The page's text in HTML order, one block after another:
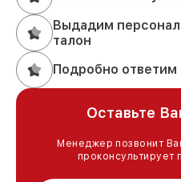
Выдадим
талон
Подробно
Оставьте
Менеджер позвонит